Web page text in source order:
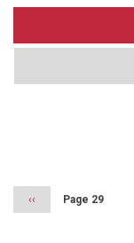
Previous
‹‹ Page 29